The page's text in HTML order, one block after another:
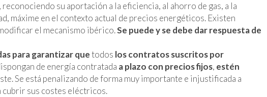
su aportación a la eficiencia, al ahorro de gas, a la
máxime en el contexto actual de precios energéticos. Existen
el mecanismo ibérico.Se puede y se debe dar respuesta de
para garantizar quetodos los contratos suscritos por
de energía contratada a plazo con precios fijos, estén
Se está penalizando de forma muy importante e injustificada a
sus costes eléctricos.